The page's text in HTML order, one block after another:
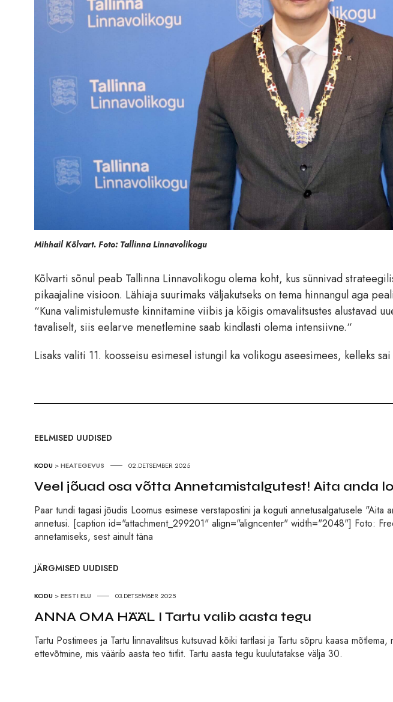
Mihhail Kõlvart. Foto: Tallinna Linnavolikogu
Kõlvarti sõnul peab Tallinna Linnavolikogu olema koht, kus sünnivad
pikaajaline visioon. Lähiaja suurimaks väljakutseks on tema hinnangul aga
“Kuna valimistulemuste kinnitamine viibis ja kõigis omavalitsustes alustavad
tavaliselt, siis eelarve menetlemine saab kindlasti olema intensiivne.“
Lisaks valiti 11. koosseisu esimesel istungil ka volikogu aseesimees, kelleks
EELMISED UUDISED
KODU >HEATEGEVUS 02.DETSEMBER 2025
Veel jõuad osa võtta Annetamis­talgutest! Aita anda
Paar tundi tagasi jõudis Loomus esimese verstapostini ja koguti annetusalgatusele
annetusi. [caption id="attachment_299201" align="aligncenter" width="2048"] Foto:
annetamiseks, sest ainult täna
JÄRGMISED UUDISED
KODU >EESTI ELU 03.DETSEMBER 2025
ANNA OMA HÄÄL I Tartu valib aasta tegu
Tartu Postimees ja Tartu linnavalitsus kutsuvad kõiki tartlasi ja Tartu sõpru kaasa
ettevõtmine, mis väärib aasta teo tiitlit. Tartu aasta tegu kuulutatakse välja 30.